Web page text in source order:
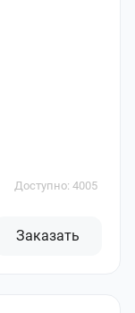
Доступно: 4005
Заказать